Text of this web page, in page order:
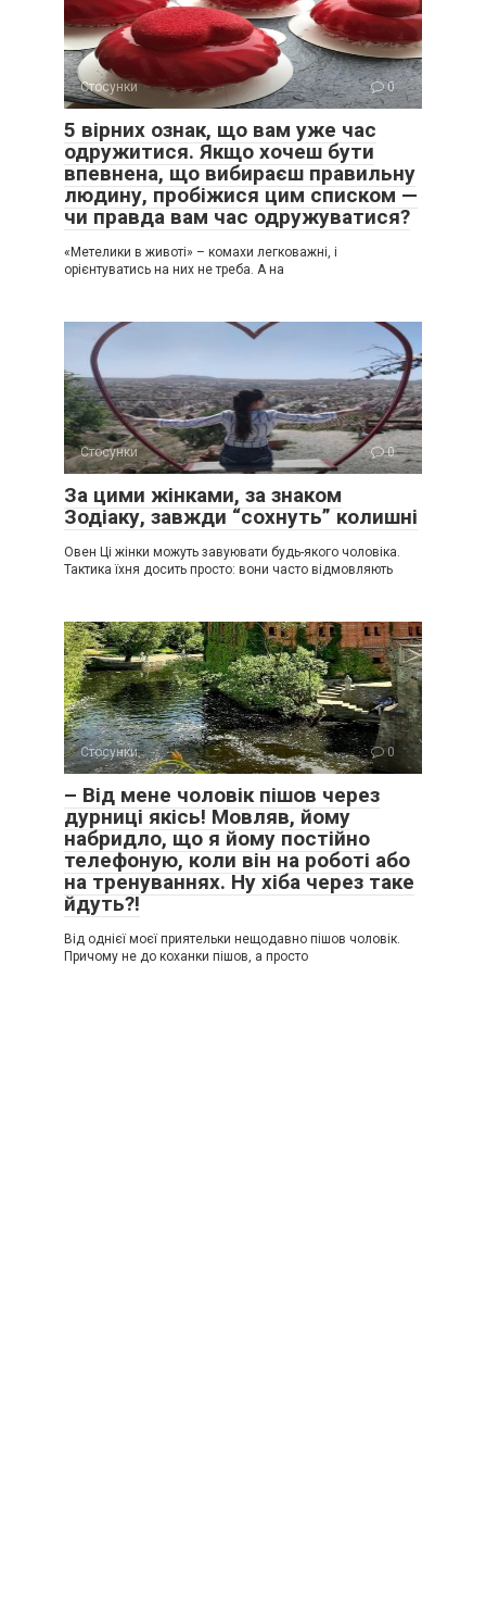
Стосунки 0
5 вірних ознак, що вам уже час
одружитися. Якщо хочеш бути
впевнена, що вибираєш правильну
людину, пробіжися цим списком —
чи правда вам час одружуватися?
«Метелики в животі» – комахи легковажні, і
орієнтуватись на них не треба. А на
Стосунки 0
За цими жінками, за знаком
Зодіаку, завжди “сохнуть” колишні
Овен Ці жінки можуть завуювати будь-якого чоловіка.
Тактика їхня досить просто: вони часто відмовляють
Стосунки 0
– Від мене чоловік пішов через
дурниці якісь! Мовляв, йому
набридло, що я йому постійно
телефоную, коли він на роботі або
на тренуваннях. Ну хіба через таке
йдуть?!
Від однієї моєї приятельки нещодавно пішов чоловік.
Причому не до коханки пішов, а просто